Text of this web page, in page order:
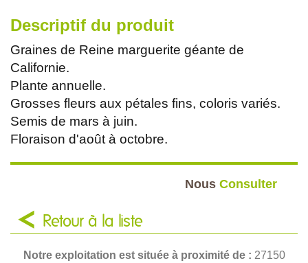
Descriptif du produit
Graines de Reine marguerite géante de
Californie.
Plante annuelle.
Grosses fleurs aux pétales fins, coloris variés.
Semis de mars à juin.
Floraison d'août à octobre.
Nous Consulter
Retour à la liste
Notre exploitation est située à proximité de : 27150